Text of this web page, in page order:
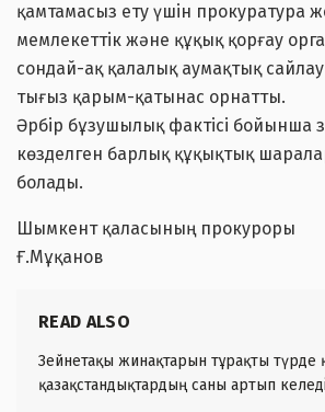
қамтамасыз ету үшін прокуратура
мемлекеттік және құқық қорғау
сондай-ақ қалалық аумақтық
тығыз қарым-қатынас орнатты.
Әрбір бұзушылық фактісі бойынша
көзделген барлық құқықтық
болады.
Шымкент қаласының прокуроры
Ғ.Мұқанов
READ ALSO
Зейнетақы жинақтарын тұрақты түрде
қазақстандықтардың саны артып келеді